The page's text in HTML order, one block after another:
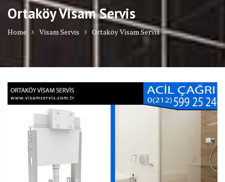
Ortaköy Visam Servis
Home Visam Servis Ortaköy Visam Servis